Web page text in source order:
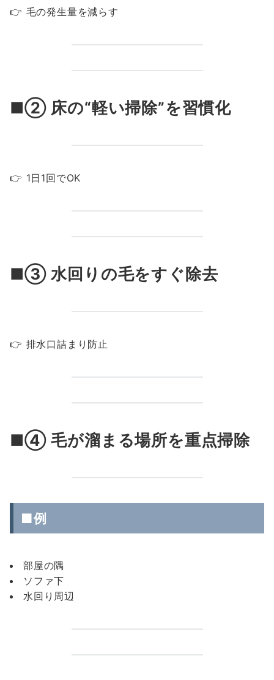
👉 毛の発生量を減らす
■② 床の“軽い掃除”を習慣化
👉 1日1回でOK
■③ 水回りの毛をすぐ除去
👉 排水口詰まり防止
■④ 毛が溜まる場所を重点掃除
■例
部屋の隅
ソファ下
水回り周辺